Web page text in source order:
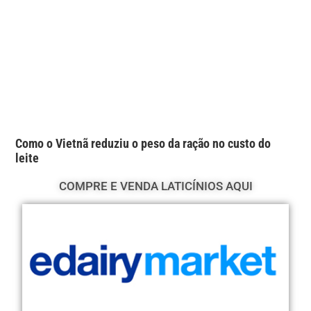
Como o Vietnã reduziu o peso da ração no custo do
leite
COMPRE E VENDA LATICÍNIOS AQUI